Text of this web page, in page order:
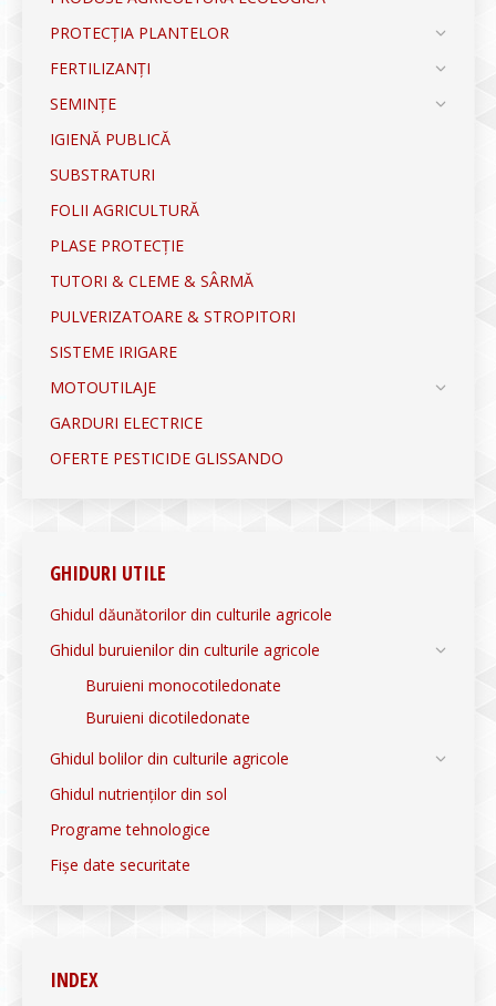
PROTECȚIA PLANTELOR
FERTILIZANȚI
SEMINȚE
IGIENĂ PUBLICĂ
SUBSTRATURI
FOLII AGRICULTURĂ
PLASE PROTECȚIE
TUTORI & CLEME & SÂRMĂ
PULVERIZATOARE & STROPITORI
SISTEME IRIGARE
MOTOUTILAJE
GARDURI ELECTRICE
OFERTE PESTICIDE GLISSANDO
GHIDURI UTILE
Ghidul dăunătorilor din culturile agricole
Ghidul buruienilor din culturile agricole
Buruieni monocotiledonate
Buruieni dicotiledonate
Ghidul bolilor din culturile agricole
Ghidul nutrienților din sol
Programe tehnologice
Fișe date securitate
INDEX